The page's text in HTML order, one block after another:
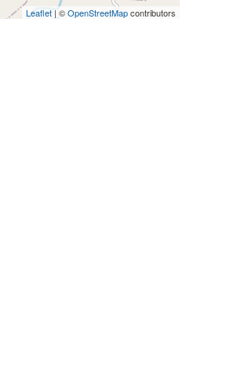
Leaflet | ©OpenStreetMapcontributors